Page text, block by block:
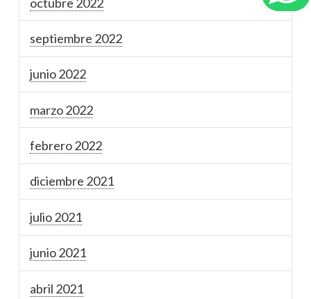
septiembre 2022
junio 2022
marzo 2022
febrero 2022
diciembre 2021
julio 2021
junio 2021
abril 2021